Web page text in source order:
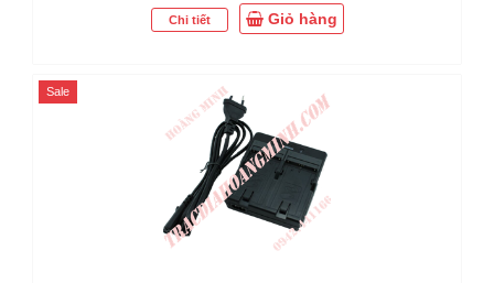
Chi tiết Giỏ hàng
Sale